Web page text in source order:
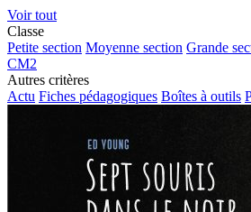
Voir tout
Classe
Petite section Moyenne section Grande
CM2
Autres critères
Actu Fiches pédagogiques Boîtes à outils